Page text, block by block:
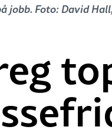
jobb. Foto: David